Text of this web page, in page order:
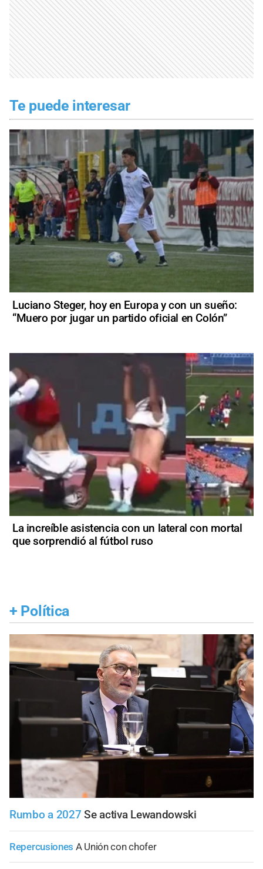
Te puede interesar
Luciano Steger, hoy en Europa y con un sueño:
“Muero por jugar un partido oficial en Colón”
La increíble asistencia con un lateral con mortal
que sorprendió al fútbol ruso
+ Política
Rumbo a 2027 Se activa Lewandowski
Repercusiones A Unión con chofer